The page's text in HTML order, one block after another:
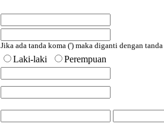
Jika ada tanda koma (') maka diganti dengan
Laki-laki
Perempuan